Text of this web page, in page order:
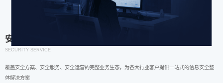
安全服务
SECURITY SERVICE
覆盖安全方案、安全服务、安全运营的完整业务生态，为各大行业客户提供一站式的信息安全整
体解决方案